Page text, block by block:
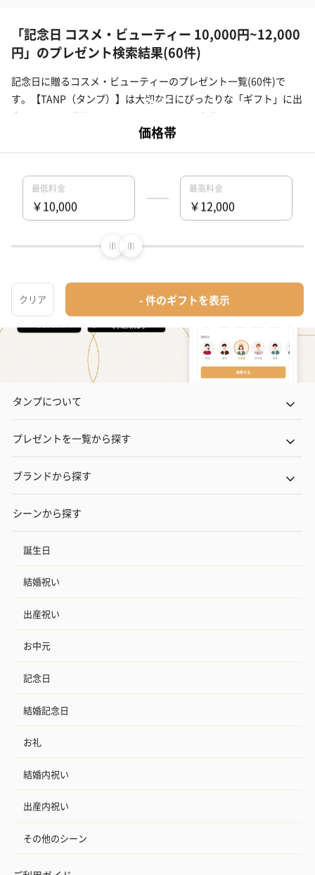
「記念日 コスメ・ビューティー 10,000円~12,000
円」のプレゼント検索結果(60件)
記念日に贈るコスメ・ビューティーのプレゼント一覧(60件)で
す。【TANP（タンプ）】は大切な日にぴったりな「ギフト」に出
会えるネット通販サイトです。こだわりの商品をこだわりのラッ
ピングで、最短で即日発送にてご対応いたします。
タンプホーム > コスメ・ビューティー
タンプについて
プレゼントを一覧から探す
ブランドから探す
シーンから探す
誕生日
結婚祝い
出産祝い
お中元
記念日
結婚記念日
お礼
結婚内祝い
出産内祝い
その他のシーン